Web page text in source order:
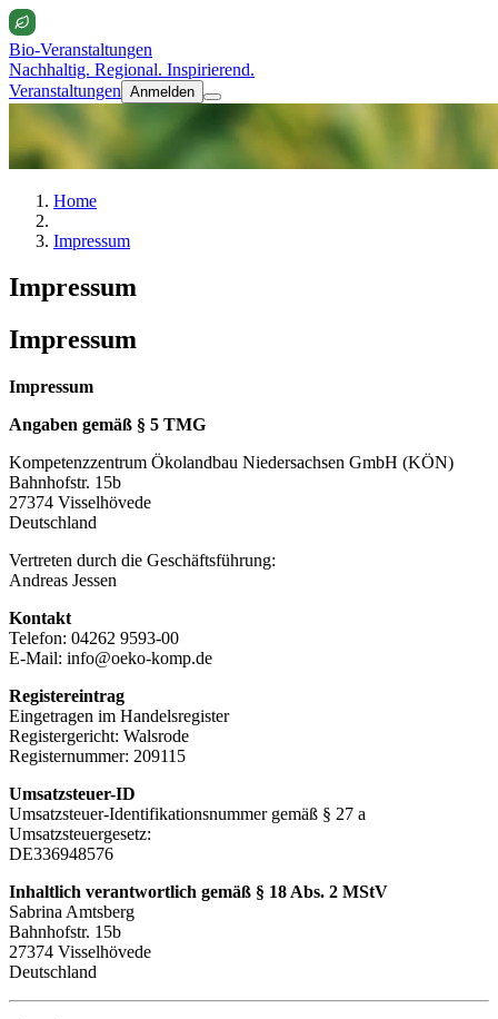
Bio-Veranstaltungen
Nachhaltig. Regional. Inspirierend.
Veranstaltungen Anmelden
Home
Impressum
Impressum
Impressum
Impressum
Angaben gemäß § 5 TMG
Kompetenzzentrum Ökolandbau Niedersachsen GmbH (KÖN)
Bahnhofstr. 15b
27374 Visselhövede
Deutschland
Vertreten durch die Geschäftsführung:
Andreas Jessen
Kontakt
Telefon: 04262 9593-00
E-Mail: info@oeko-komp.de
Registereintrag
Eingetragen im Handelsregister
Registergericht: Walsrode
Registernummer: 209115
Umsatzsteuer-ID
Umsatzsteuer-Identifikationsnummer gemäß § 27 a
Umsatzsteuergesetz:
DE336948576
Inhaltlich verantwortlich gemäß § 18 Abs. 2 MStV
Sabrina Amtsberg
Bahnhofstr. 15b
27374 Visselhövede
Deutschland